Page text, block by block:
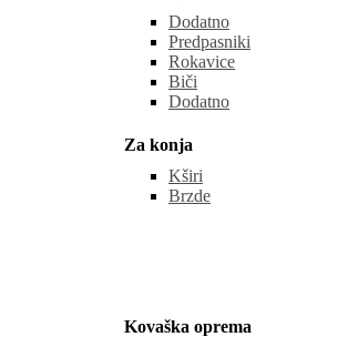
Dodatno
Predpasniki
Rokavice
Biči
Dodatno
Za konja
Kširi
Brzde
Kovaška oprema